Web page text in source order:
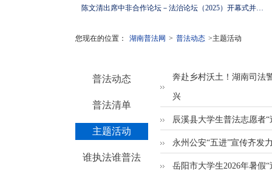
陈文清出席中非合作论坛－法治论坛（2025）开幕式并在湖南调研
您现在的位置： 湖南普法网 > 普法动态 >主题活动
普法动态
普法清单
主题活动
谁执法谁普法
奔赴乡村沃土！湖南司法
兴
辰溪县大学生普法志愿者
永州公安“五进”宣传齐发
岳阳市大学生2026年暑假